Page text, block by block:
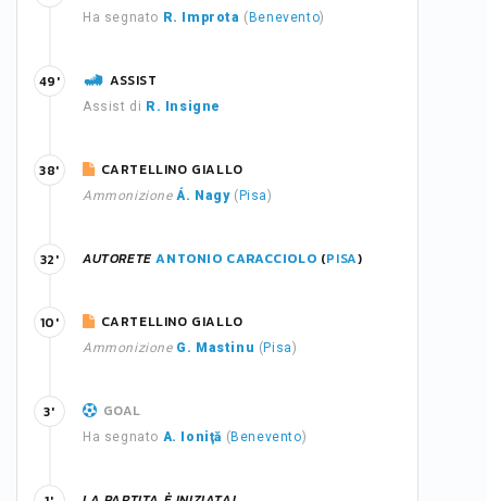
Ha segnato R. Improta ( Benevento)
ASSIST
Assist di R. Insigne
49'
CARTELLINO GIALLO
Ammonizione Á. Nagy( Pisa)
38'
AUTORETE ANTONIO CARACCIOLO (PISA)
32'
CARTELLINO GIALLO
Ammonizione G. Mastinu ( Pisa)
10'
GOAL
Ha segnato A. Ioniţă ( Benevento)
3'